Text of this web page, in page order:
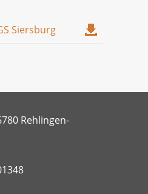
Siersburg
Rehlingen-